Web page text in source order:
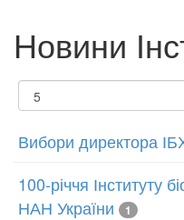
Новини
Показувати
Вибори директора
100-річчя Інституту
НАН України
1